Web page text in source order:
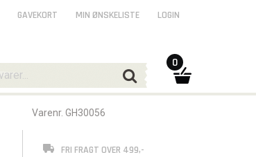
Varenr. GH30056
FRI FRAGT OVER 499,-
GAVEKORT MIN ØNSKELISTE LOGIN
0